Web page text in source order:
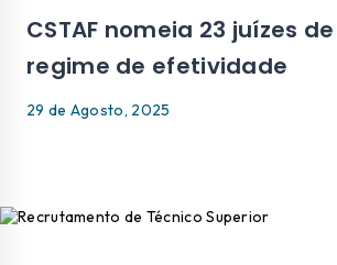
CSTAF nomeia 23 juízes
regime de efetividade
29 de Agosto, 2025